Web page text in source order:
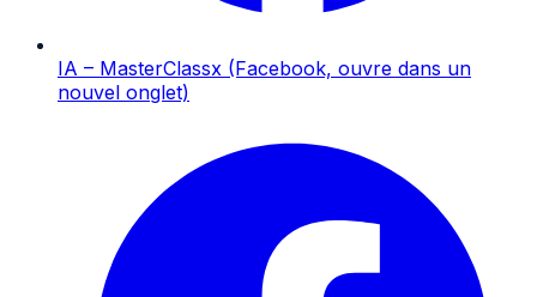
IA – MasterClassx (Facebook, ouvre dans un
nouvel onglet)